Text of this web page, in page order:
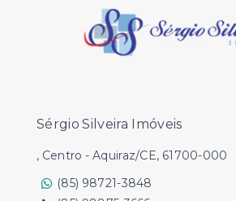
Sérgio Silveira Imóveis
, Centro - Aquiraz/CE, 61700-000
(85) 98721-3848